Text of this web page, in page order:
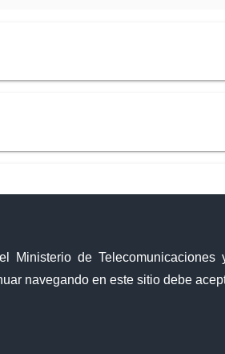
Ministerio de
navegando en este sitio debe